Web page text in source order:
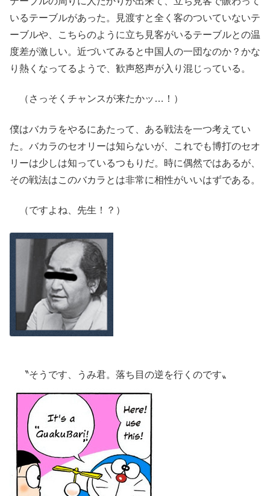
いるテーブルがあった。見渡すと全く客のついていないテ
ーブルや、こちらのように立ち見客がいるテーブルとの温
度差が激しい。近づいてみると中国人の一団なのか？かな
り熱くなってるようで、歓声怒声が入り混じっている。
（さっそくチャンスが来たかッ…！）
僕はバカラをやるにあたって、ある戦法を一つ考えてい
た。バカラのセオリーは知らないが、これでも博打のセオ
リーは少しは知っているつもりだ。時に偶然ではあるが、
その戦法はこのバカラとは非常に相性がいいはずである。
（ですよね、先生！？）
〝そうです、うみ君。落ち目の逆を行くのです〟